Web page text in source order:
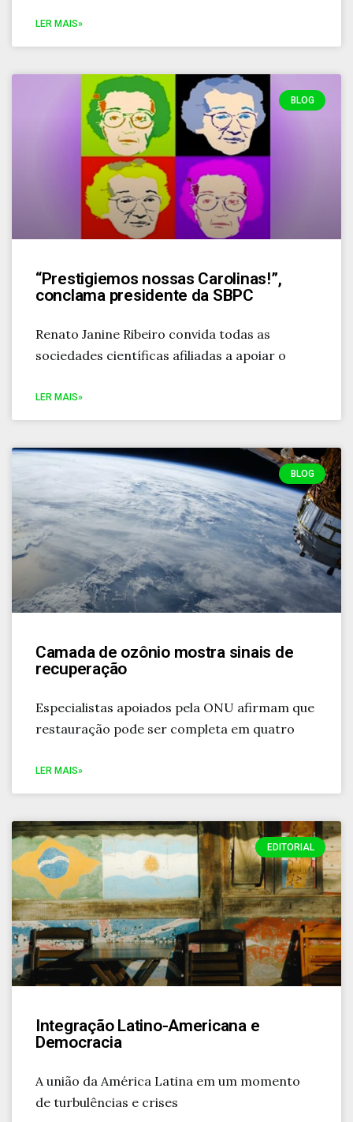
LER MAIS»
BLOG
“Prestigiemos nossas Carolinas!”,
conclama presidente da SBPC
Renato Janine Ribeiro convida todas as
sociedades científicas afiliadas a apoiar o
LER MAIS»
BLOG
Camada de ozônio mostra sinais de
recuperação
Especialistas apoiados pela ONU afirmam que
restauração pode ser completa em quatro
LER MAIS»
EDITORIAL
Integração Latino-Americana e
Democracia
A união da América Latina em um momento
de turbulências e crises